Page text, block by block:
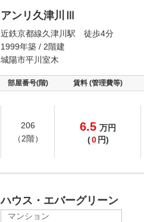
アンリ久津川Ⅲ
近鉄京都線久津川駅 徒歩4分
1999年築 / 2階建
城陽市平川室木
部屋番号(階) 賃料 (管理費等)
206
（2階）
6.5 万円
(0 円)
ハウス・エバーグリーン
マンション